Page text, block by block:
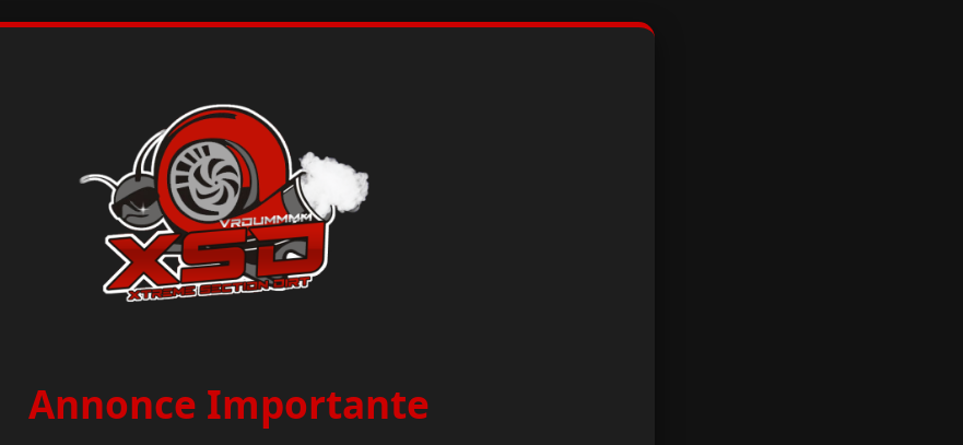
Annonce Importante